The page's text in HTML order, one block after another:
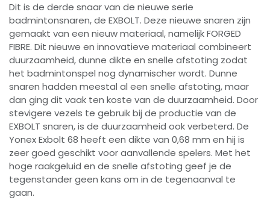
Dit is de derde snaar van de nieuwe serie
badmintonsnaren, de EXBOLT. Deze nieuwe snaren zijn
gemaakt van een nieuw materiaal, namelijk FORGED
FIBRE. Dit nieuwe en innovatieve materiaal combineert
duurzaamheid, dunne dikte en snelle afstoting zodat
het badmintonspel nog dynamischer wordt. Dunne
snaren hadden meestal al een snelle afstoting, maar
dan ging dit vaak ten koste van de duurzaamheid. Door
stevigere vezels te gebruik bij de productie van de
EXBOLT snaren, is de duurzaamheid ook verbeterd. De
Yonex Exbolt 68 heeft een dikte van 0,68 mm en hij is
zeer goed geschikt voor aanvallende spelers. Met het
hoge raakgeluid en de snelle afstoting geef je de
tegenstander geen kans om in de tegenaanval te
gaan.